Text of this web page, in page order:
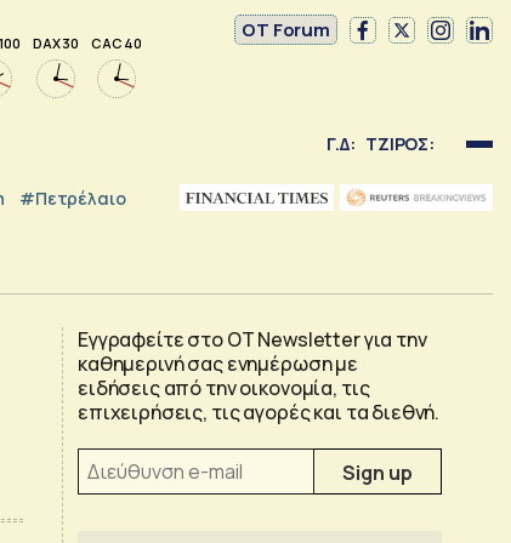
DAX 30 CAC 40
OT Forum
Γ.Δ: ΤΖΙΡΟΣ:
#Πετρέλαιο
Εγγραφείτε στο OT Newsletter για την
καθημερινή σας ενημέρωση με
ειδήσεις από την οικονομία, τις
επιχειρήσεις, τις αγορές και τα διεθνή.